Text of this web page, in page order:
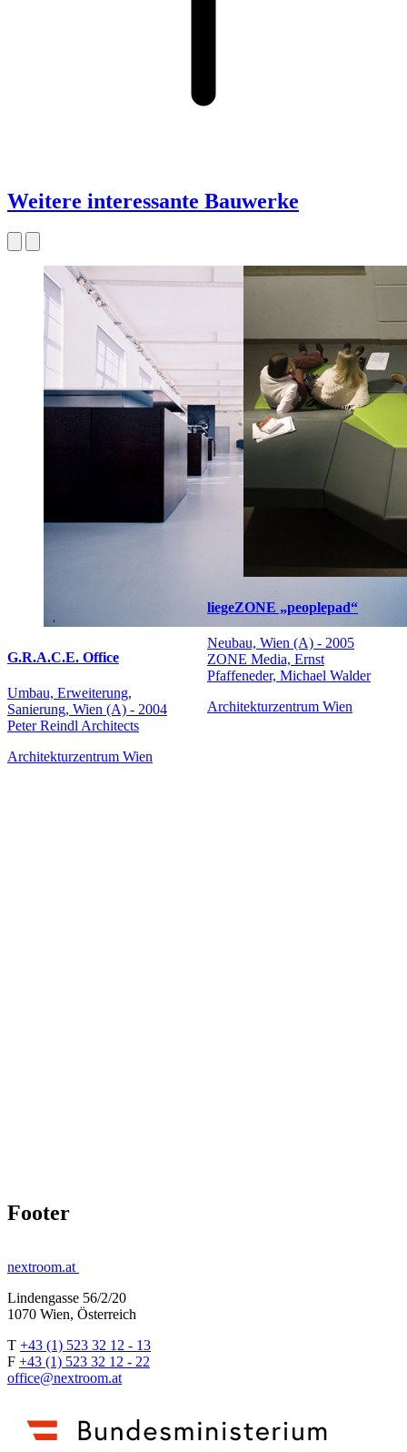
Weitere interessante Bauwerke
G.R.A.C.E. Office
Umbau, Erweiterung,
Sanierung, Wien (A) - 2004
Peter Reindl Architects
Architekturzentrum Wien
liegeZONE „peoplepad“
Neubau, Wien (A) - 2005
ZONE Media, Ernst
Pfaffeneder, Michael Walder
Architekturzentrum Wien
Footer
nextroom.at
Lindengasse 56/2/20
1070 Wien, Österreich
T +43 (1) 523 32 12 - 13
F +43 (1) 523 32 12 - 22
office@nextroom.at